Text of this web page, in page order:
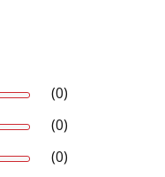
(0)
(0)
(0)